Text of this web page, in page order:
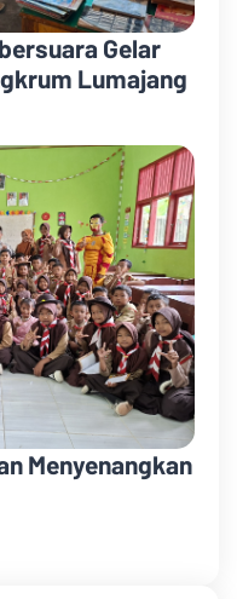
Gelar
Lumajang
Menyenangkan